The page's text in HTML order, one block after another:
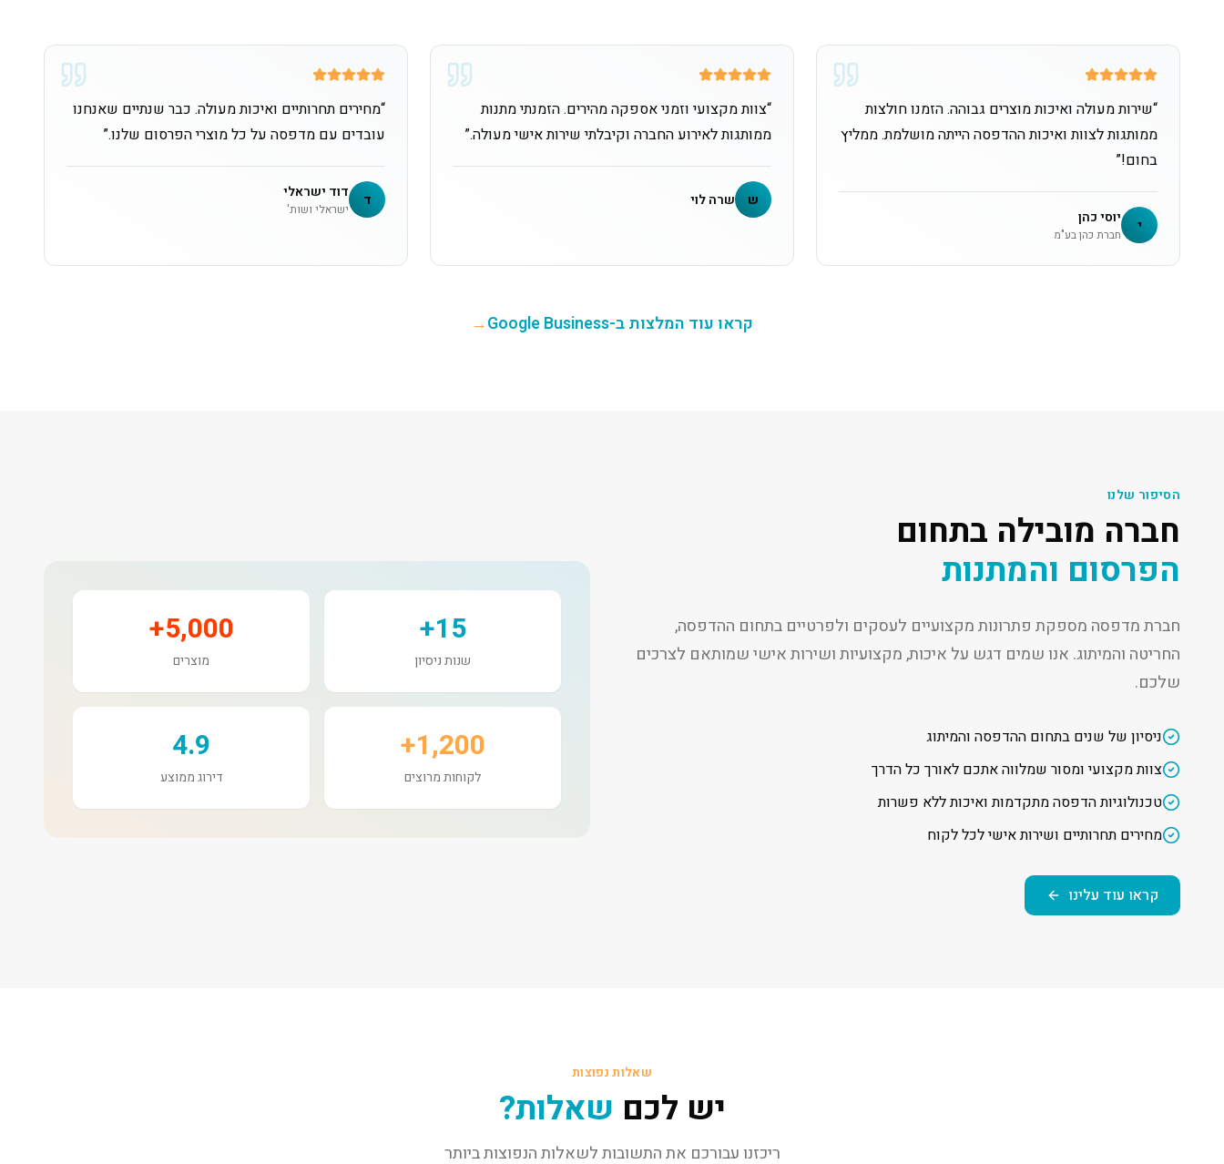
“שירות מעולה ואיכות מוצרים גבוהה. הזמנו חולצות
ממותגות לצוות ואיכות ההדפסה הייתה מושלמת. ממליץ
בחום!”
י יוסי כהן
חברת כהן בע"מ
“צוות מקצועי וזמני אספקה מהירים. הזמנתי מתנות
ממותגות לאירוע החברה וקיבלתי שירות אישי מעולה.”
ש שרה לוי
“מחירים תחרותיים ואיכות מעולה. כבר שנתיים שאנחנו
עובדים עם מדפסה על כל מוצרי הפרסום שלנו.”
ד דוד ישראלי
ישראלי ושות'
קראו עוד המלצות ב-Google Business →
הסיפור שלנו
חברה מובילה בתחום
הפרסום והמתנות
חברת מדפסה מספקת פתרונות מקצועיים לעסקים ולפרטיים בתחום ההדפסה,
החריטה והמיתוג. אנו שמים דגש על איכות, מקצועיות ושירות אישי שמותאם לצרכים
שלכם.
ניסיון של שנים בתחום ההדפסה והמיתוג
צוות מקצועי ומסור שמלווה אתכם לאורך כל הדרך
טכנולוגיות הדפסה מתקדמות ואיכות ללא פשרות
מחירים תחרותיים ושירות אישי לכל לקוח
קראו עוד עלינו
15+
שנות ניסיון
5,000+
מוצרים
1,200+
לקוחות מרוצים
4.9
דירוג ממוצע
שאלות נפוצות
יש לכם שאלות?
ריכזנו עבורכם את התשובות לשאלות הנפוצות ביותר